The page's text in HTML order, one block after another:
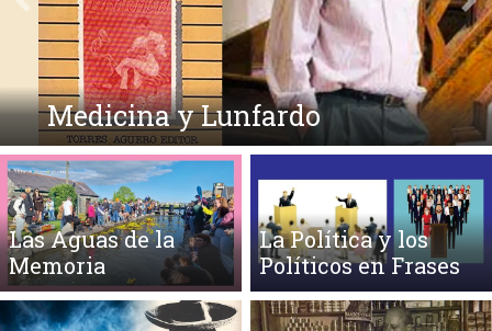
Medicina y Lunfardo
Anterior
Las Aguas de la
Memoria
La Política y los
Políticos en Frases